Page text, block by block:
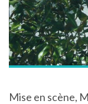
Mise en scène,